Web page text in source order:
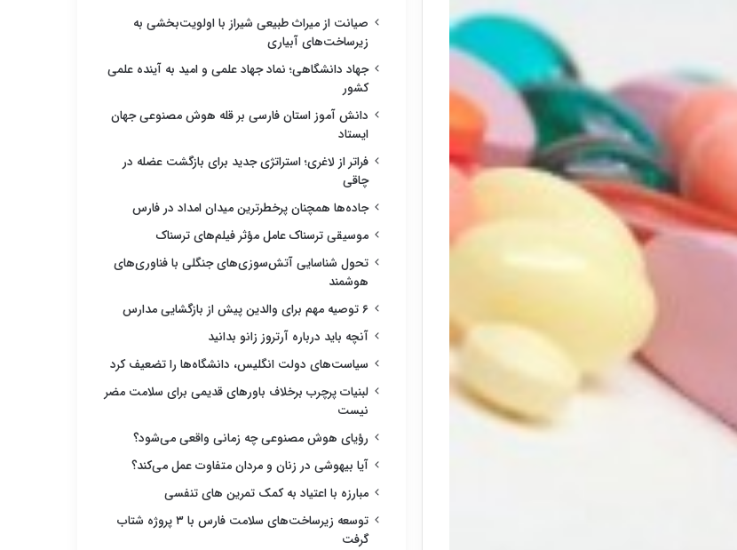
صیانت از میراث طبیعی شیراز با اولویت‌بخشی به
زیرساخت‌های آبیاری
جهاد دانشگاهی؛ نماد جهاد علمی و امید به آینده علمی
کشور
دانش آموز استان فارسی بر قله هوش مصنوعی جهان
ایستاد
فراتر از لاغری؛ استراتژی جدید برای بازگشت عضله در
چاقی
جاده‌ها همچنان پرخطرترین میدان امداد در فارس
موسیقی ترسناک عامل مؤثر فیلم‌های ترسناک
تحول شناسایی آتش‌سوزی‌های جنگلی با فناوری‌های
هوشمند
۶ توصیه مهم برای والدین پیش از بازگشایی مدارس
آنچه باید درباره آرتروز زانو بدانید
سیاست‌های دولت انگلیس، دانشگاه‌ها را تضعیف کرد
لبنیات پرچرب برخلاف باورهای قدیمی برای سلامت مضر
نیست
رؤیای هوش مصنوعی چه زمانی واقعی می‌شود؟
آیا بیهوشی در زنان و مردان متفاوت عمل می‌کند؟
مبارزه با اعتیاد به کمک تمرین های تنفسی
توسعه زیرساخت‌های سلامت فارس با ۳ پروژه شتاب
گرفت